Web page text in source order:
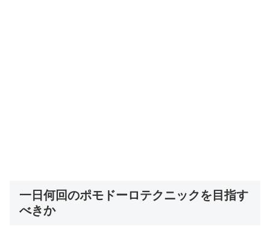
一日何回のポモドーロテクニックを目指す
べきか